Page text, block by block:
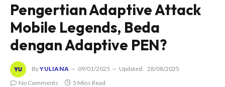
Pengertian Adaptive Attack
Mobile Legends, Beda
dengan Adaptive PEN?
ByYULIANA 09/01/2025 Updated: 28/08/2025
No Comments
5 Mins Read